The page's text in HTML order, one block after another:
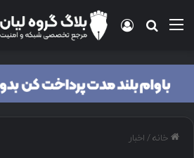
منو جستجو برای
ورود
خانه/ اخبار